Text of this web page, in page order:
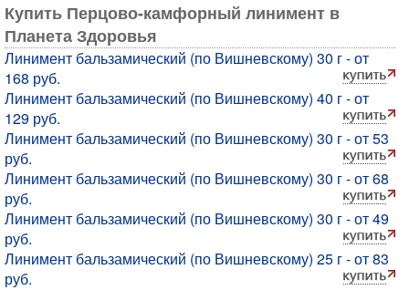
Купить Перцово-камфорный линимент в
Планета Здоровья
Линимент бальзамический (по Вишневскому) 30 г - от
168 руб.
Линимент бальзамический (по Вишневскому) 40 г - от
129 руб.
Линимент бальзамический (по Вишневскому) 30 г - от 53
руб.
Линимент бальзамический (по Вишневскому) 30 г - от 68
руб.
Линимент бальзамический (по Вишневскому) 30 г - от 49
руб.
Линимент бальзамический (по Вишневскому) 25 г - от 83
руб.